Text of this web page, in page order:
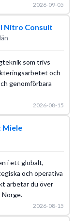
2026-09-05
Nitro Consult
som trivs
och
genomförbara
2026-08-15
Miele
i ett globalt,
och operativa
arbetar du över
Norge.
2026-08-15